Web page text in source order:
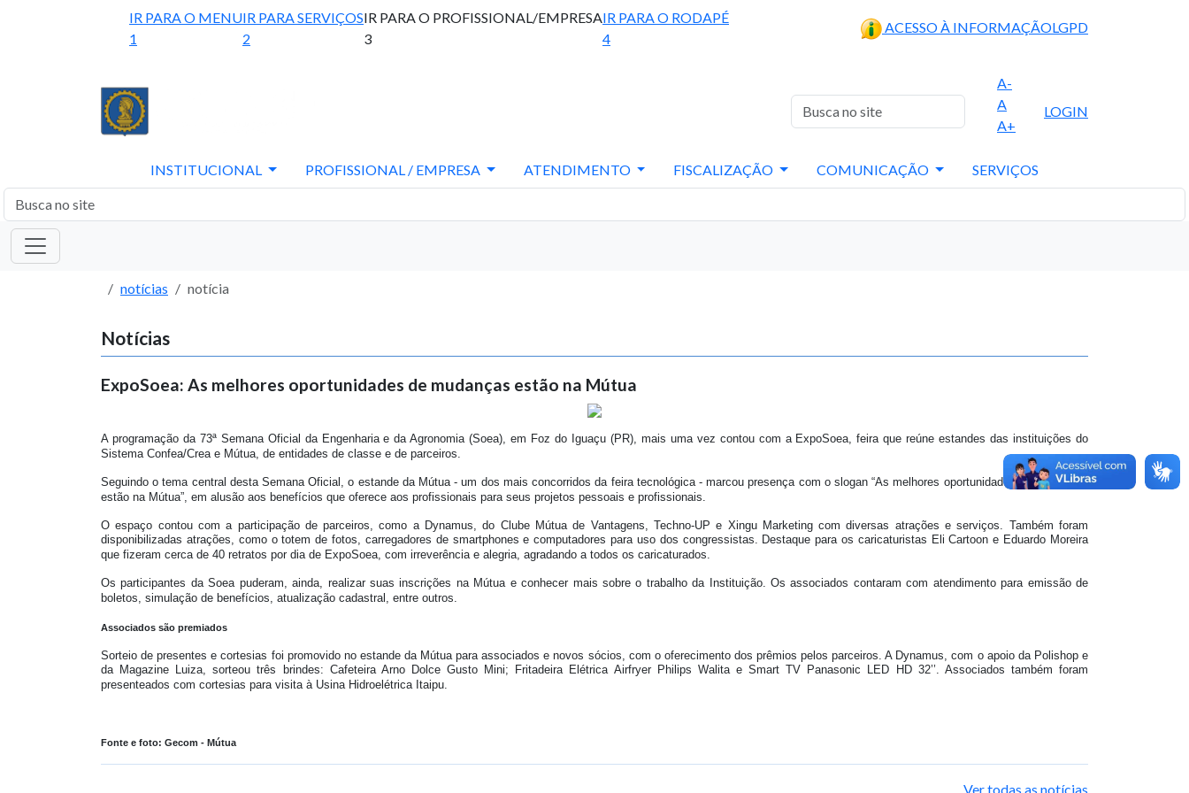
IR PARA O MENU
1
IR PARA SERVIÇOS
2
IR PARA O PROFISSIONAL/EMPRESA
3
IR PARA O RODAPÉ
4
ACESSO À INFORMAÇÃOLGPD
A-
A
A+
LOGIN
INSTITUCIONAL PROFISSIONAL / EMPRESA ATENDIMENTO FISCALIZAÇÃO COMUNICAÇÃO SERVIÇOS
notícias notícia
Notícias
ExpoSoea: As melhores oportunidades de mudanças estão na Mútua
A programação da 73ª Semana Oficial da Engenharia e da Agronomia (Soea), em Foz do Iguaçu (PR), mais uma vez contou com a ExpoSoea, feira que reúne estandes das instituições do
Sistema Confea/Crea e Mútua, de entidades de classe e de parceiros.
Seguindo o tema central desta Semana Oficial, o estande da Mútua - um dos mais concorridos da feira tecnológica - marcou presença com o slogan “As melhores oportunidades de mudanças
estão na Mútua”, em alusão aos benefícios que oferece aos profissionais para seus projetos pessoais e profissionais.
O espaço contou com a participação de parceiros, como a Dynamus, do Clube Mútua de Vantagens, Techno-UP e Xingu Marketing com diversas atrações e serviços. Também foram
disponibilizadas atrações, como o totem de fotos, carregadores de smartphones e computadores para uso dos congressistas. Destaque para os caricaturistas Eli Cartoon e Eduardo Moreira
que fizeram cerca de 40 retratos por dia de ExpoSoea, com irreverência e alegria, agradando a todos os caricaturados.
Os participantes da Soea puderam, ainda, realizar suas inscrições na Mútua e conhecer mais sobre o trabalho da Instituição. Os associados contaram com atendimento para emissão de
boletos, simulação de benefícios, atualização cadastral, entre outros.
Associados são premiados
Sorteio de presentes e cortesias foi promovido no estande da Mútua para associados e novos sócios, com o oferecimento dos prêmios pelos parceiros. A Dynamus, com o apoio da Polishop e
da Magazine Luiza, sorteou três brindes: Cafeteira Arno Dolce Gusto Mini; Fritadeira Elétrica Airfryer Philips Walita e Smart TV Panasonic LED HD 32’’. Associados também foram
presenteados com cortesias para visita à Usina Hidroelétrica Itaipu.
Fonte e foto: Gecom - Mútua
Ver todas as notícias